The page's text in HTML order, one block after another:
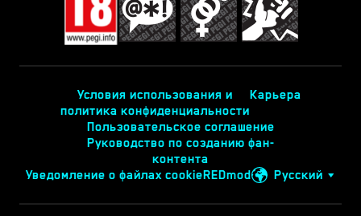
Условия использования и
политика конфиденциальности
Карьера
Пользовательское соглашение
Руководство по созданию фан-
контента
Уведомление о файлах cookieREDmod Русский